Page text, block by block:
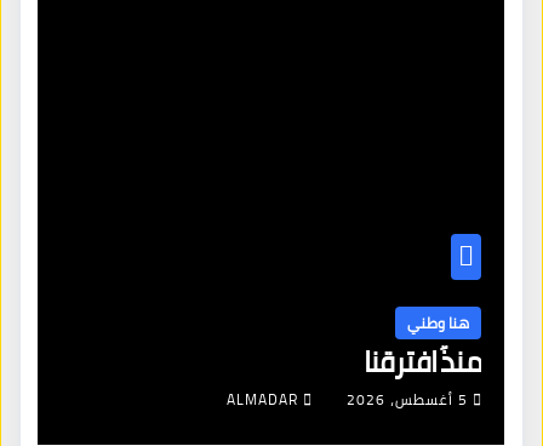
هنا وطني
منذُ افترقنا
5 أغسطس، 2026 ALMADAR